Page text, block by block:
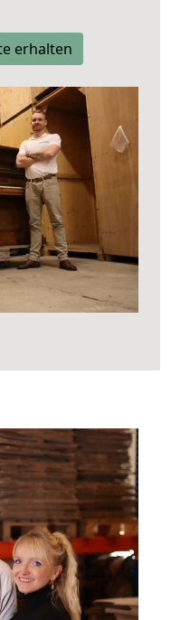
erhalten